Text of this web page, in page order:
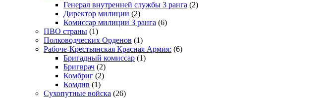
Генерал внутренней службы 3 ранга (2)
Директор милиции (2)
Комиссар милиции 3 ранга (6)
ПВО страны (1)
Полководческих Орденов (1)
Рабоче-Крестьянская Красная Армия: (6)
Бригадный комиссар (1)
Бригврач (2)
Комбриг (2)
Комдив (1)
Сухопутные войска (26)